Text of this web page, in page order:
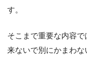
す。
そこまで重要な内容
来ないで別にかまわな